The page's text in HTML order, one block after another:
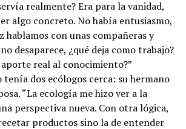
realmente? Era para la vanidad,
algo concreto. No había entusiasmo,
hablamos con unas compañeras y
desaparece, ¿qué deja como trabajo?
real al conocimiento?”
tenía dos ecólogos cerca: su hermano
“La ecología me hizo ver a la
perspectiva nueva. Con otra lógica,
productos sino la de entender